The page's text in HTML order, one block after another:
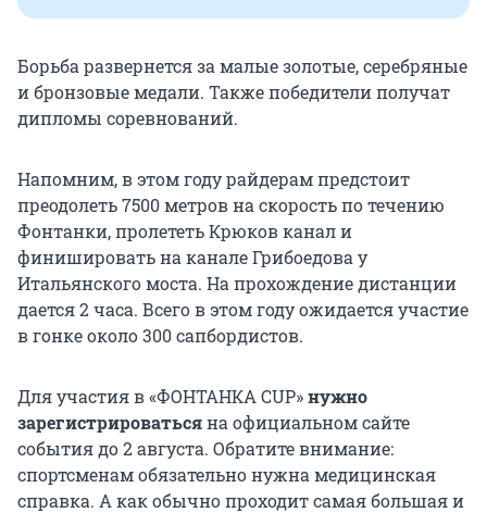
Борьба развернется за малые золотые, серебряные
и бронзовые медали. Также победители получат
дипломы соревнований.
Напомним, в этом году райдерам предстоит
преодолеть 7500 метров на скорость по течению
Фонтанки, пролететь Крюков канал и
финишировать на канале Грибоедова у
Итальянского моста. На прохождение дистанции
дается 2 часа. Всего в этом году ожидается участие
в гонке около 300 сапбордистов.
Для участия в «ФОНТАНКА CUP»нужно
зарегистрироватьсяна официальном сайте
события до 2 августа. Обратите внимание:
спортсменам обязательно нужна медицинская
справка. А как обычно проходит самая большая и